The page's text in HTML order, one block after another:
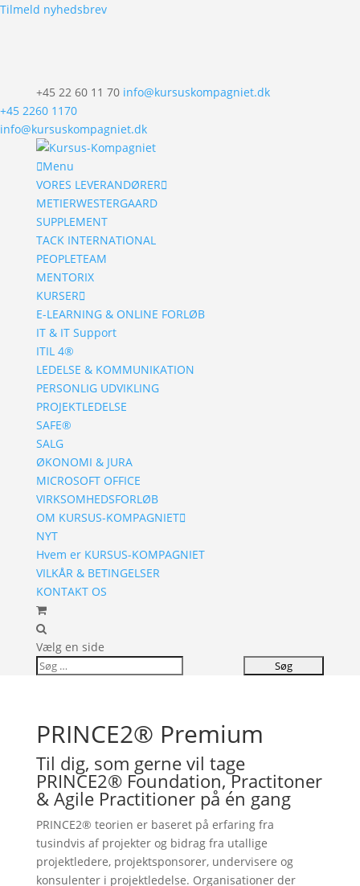
Tilmeld nyhedsbrev
+45 22 60 11 70 info@kursuskompagniet.dk
+45 2260 1170
info@kursuskompagniet.dk
Menu
VORES LEVERANDØRER
METIERWESTERGAARD
SUPPLEMENT
TACK INTERNATIONAL
PEOPLETEAM
MENTORIX
KURSER
E-LEARNING & ONLINE FORLØB
IT & IT Support
ITIL 4®
LEDELSE & KOMMUNIKATION
PERSONLIG UDVIKLING
PROJEKTLEDELSE
SAFE®
SALG
ØKONOMI & JURA
MICROSOFT OFFICE
VIRKSOMHEDSFORLØB
OM KURSUS-KOMPAGNIET
NYT
Hvem er KURSUS-KOMPAGNIET
VILKÅR & BETINGELSER
KONTAKT OS
Vælg en side
PRINCE2® Premium
Til dig, som gerne vil tage
PRINCE2® Foundation, Practitoner
& Agile Practitioner på én gang
PRINCE2® teorien er baseret på erfaring fra
tusindvis af projekter og bidrag fra utallige
projektledere, projektsponsorer, undervisere og
konsulenter i projektledelse. Organisationer der